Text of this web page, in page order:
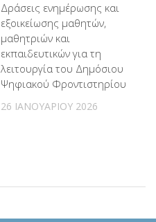
Δράσεις ενημέρωσης και
εξοικείωσης μαθητών,
μαθητριών και
εκπαιδευτικών για τη
λειτουργία του Δημόσιου
Ψηφιακού Φροντιστηρίου
26 ΙΑΝΟΥΑΡΊΟΥ 2026